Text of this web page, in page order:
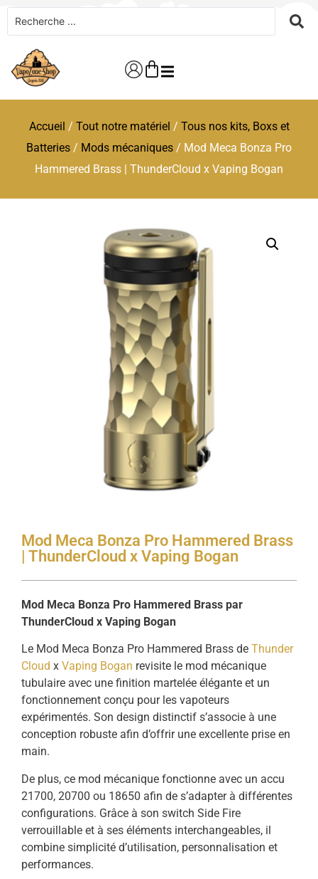
Accueil / Tout notre matériel / Tous nos kits, Boxs et
Batteries / Mods mécaniques / Mod Meca Bonza Pro
Hammered Brass | ThunderCloud x Vaping Bogan
Mod Meca Bonza Pro Hammered Brass
| ThunderCloud x Vaping Bogan
Mod Meca Bonza Pro Hammered Brass par
ThunderCloud x Vaping Bogan
Le Mod Meca Bonza Pro Hammered Brass de Thunder
Cloud x Vaping Bogan revisite le mod mécanique
tubulaire avec une finition martelée élégante et un
fonctionnement conçu pour les vapoteurs
expérimentés. Son design distinctif s’associe à une
conception robuste afin d’offrir une excellente prise en
main.
De plus, ce mod mécanique fonctionne avec un accu
21700, 20700 ou 18650 afin de s’adapter à différentes
configurations. Grâce à son switch Side Fire
verrouillable et à ses éléments interchangeables, il
combine simplicité d’utilisation, personnalisation et
performances.